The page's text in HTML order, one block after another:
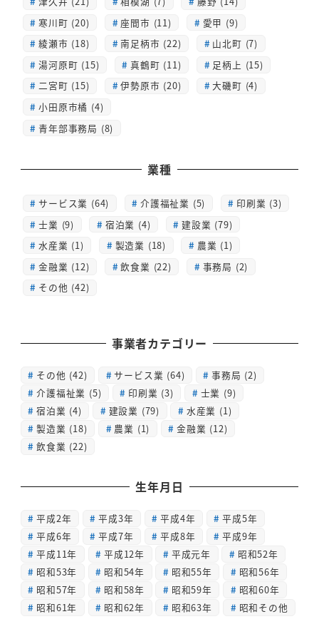
寒川町 (20)
座間市 (11)
愛甲 (9)
綾瀬市 (18)
南足柄市 (22)
山北町 (7)
湯河原町 (15)
真鶴町 (11)
足柄上 (15)
二宮町 (15)
伊勢原市 (20)
大磯町 (4)
小田原市橘 (4)
青年部事務局 (8)
業種
サービス業 (64) 介護福祉業 (5)
印刷業 (3)
士業 (9)
宿泊業 (4)
建設業 (79)
水産業 (1)
製造業 (18)
農業 (1)
金融業 (12)
飲食業 (22)
事務局 (2)
その他 (42)
事業者カテゴリー
その他 (42) サービス業 (64) 事務局 (2)
介護福祉業 (5) 印刷業 (3) 士業 (9)
宿泊業 (4) 建設業 (79) 水産業 (1)
製造業 (18) 農業 (1) 金融業 (12)
飲食業 (22)
生年月日
平成2年 平成3年 平成4年
平成5年
平成6年
平成7年 平成8年
平成9年
平成11年
平成12年 平成元年
昭和52年
昭和53年
昭和54年 昭和55年
昭和56年
昭和57年
昭和58年 昭和59年
昭和60年
昭和61年
昭和62年 昭和63年 昭和その他